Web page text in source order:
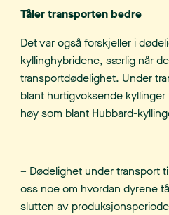
Tåler transporten bedre
Det var også forskjeller i
kyllinghybridene, særlig når
transportdødelighet. Under
blant hurtigvoksende
høy som blant Hubbard-
– Dødelighet under transport
oss noe om hvordan dyrene
slutten av